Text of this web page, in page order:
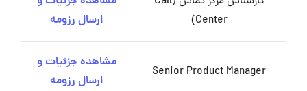
Center)
ارسال رزومه
Senior Product Manager
مشاهده جزئیات و
ارسال رزومه